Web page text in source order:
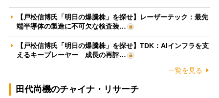
【戸松信博氏「明日の爆騰株」を探せ】レーザーテック：最先
端半導体の製造に不可欠な検査装…
【戸松信博氏「明日の爆騰株」を探せ】TDK：AIインフラを支
えるキープレーヤー 成長の再評…
一覧を見る
田代尚機のチャイナ・リサーチ